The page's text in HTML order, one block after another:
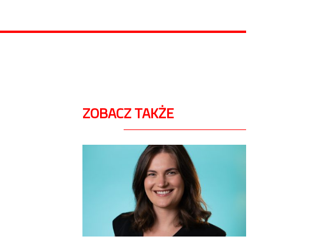
ZOBACZ TAKŻE